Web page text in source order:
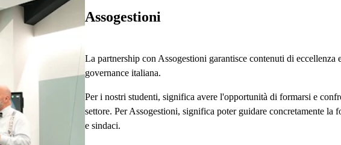
Assogestioni
La partnership con Assogestioni garantisce contenuti di
governance italiana.
Per i nostri studenti, significa avere l'opportunità di formarsi e
settore. Per Assogestioni, significa poter guidare concretamente la
e sindaci.